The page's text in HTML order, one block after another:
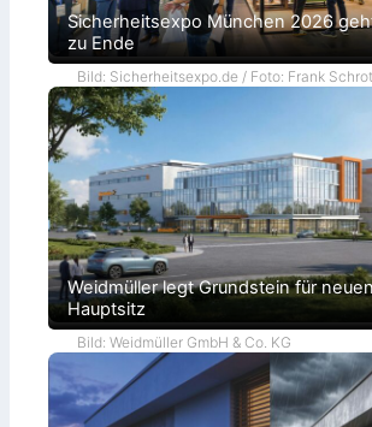
Sicherheitsexpo München 2026
zu Ende
Bild: Sicherheitsexpo.de / Foto: Frank
Weidmüller legt Grundstein für
Hauptsitz
Bild: Weidmüller GmbH & Co. KG